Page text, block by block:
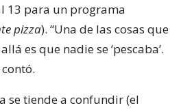
13 para un programa
pizza). “Una de las cosas que
es que nadie se ‘pescaba’.
se tiende a confundir (el